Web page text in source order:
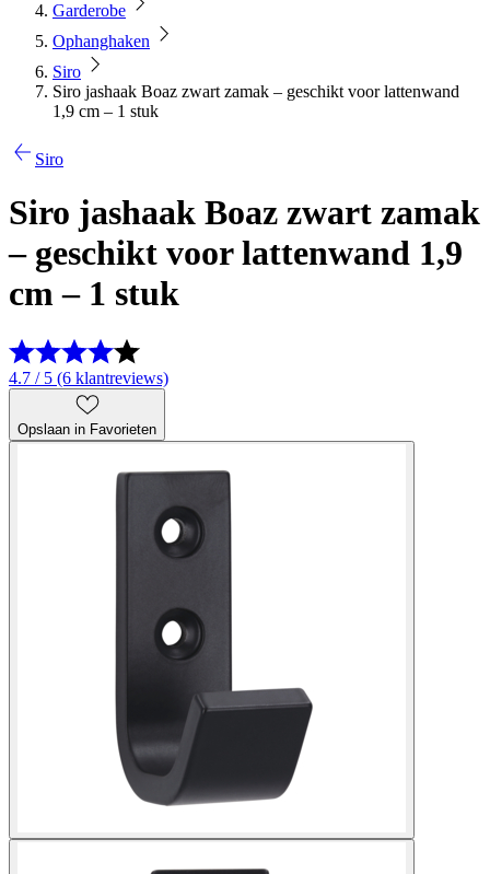
Garderobe
Ophanghaken
Siro
Siro jashaak Boaz zwart zamak – geschikt voor lattenwand
1,9 cm – 1 stuk
Siro
Siro jashaak Boaz zwart zamak
– geschikt voor lattenwand 1,9
cm – 1 stuk
4.7 / 5 (6 klantreviews)
Opslaan in Favorieten